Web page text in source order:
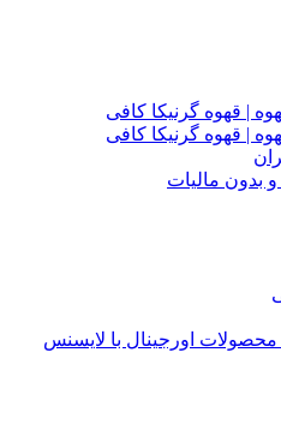
| قهوه گرنیکا کافی
| قهوه گرنیکا کافی
بدون مالیات
اورجینال با لایسنس